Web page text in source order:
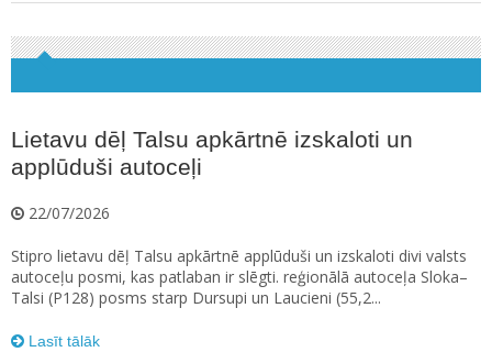
Lietavu dēļ Talsu apkārtnē izskaloti un
applūduši autoceļi
22/07/2026
Stipro lietavu dēļ Talsu apkārtnē applūduši un izskaloti divi valsts
autoceļu posmi, kas patlaban ir slēgti. reģionālā autoceļa Sloka–
Talsi (P128) posms starp Dursupi un Laucieni (55,2...
Lasīt tālāk